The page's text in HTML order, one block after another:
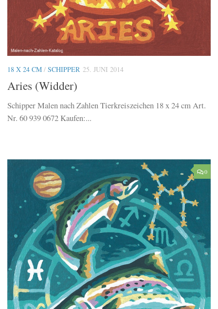
18 X 24 CM / SCHIPPER 25. JUNI 2014
Aries (Widder)
Schipper Malen nach Zahlen Tierkreiszeichen 18 x 24 cm Art.
Nr. 60 939 0672 Kaufen:...
0